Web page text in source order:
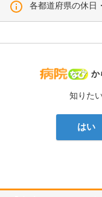
各都道府県の休日
病
か
知りた
はい